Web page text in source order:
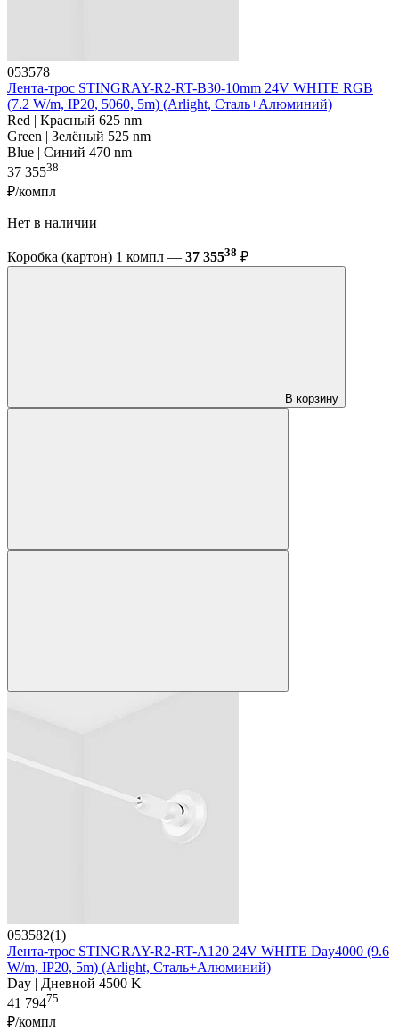
053578
Лента-трос STINGRAY-R2-RT-B30-10mm 24V WHITE RGB
(7.2 W/m, IP20, 5060, 5m) (Arlight, Сталь+Алюминий)
Red | Красный 625 nm
Green | Зелёный 525 nm
Blue | Синий 470 nm
37 35538
₽/компл
Нет в наличии
Коробка (картон) 1 компл — 37 35538 ₽
В корзину
053582(1)
Лента-трос STINGRAY-R2-RT-A120 24V WHITE Day4000 (9.6
W/m, IP20, 5m) (Arlight, Сталь+Алюминий)
Day | Дневной 4500 K
41 79475
₽/компл